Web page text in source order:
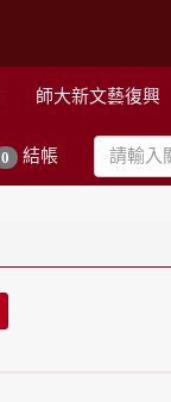
師大新文藝復興
0 結帳